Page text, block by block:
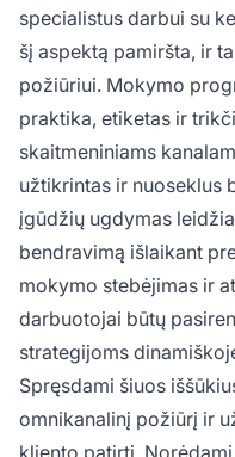
specialistus darbui su
šį aspektą pamiršta, ir
požiūriui. Mokymo
praktika, etiketas ir
skaitmeniniams
užtikrintas ir nuoseklus
įgūdžių ugdymas
bendravimą išlaikant
mokymo stebėjimas ir
darbuotojai būtų
strategijoms
Spręsdami šiuos
omnikanalinį požiūrį ir
kliento patirtį.